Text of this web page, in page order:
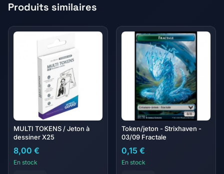
Produits similaires
MULTI TOKENS / Jeton à
dessiner X25
8,00 €
En stock
Token/jeton - Strixhaven -
03/09 Fractale
0,15 €
En stock